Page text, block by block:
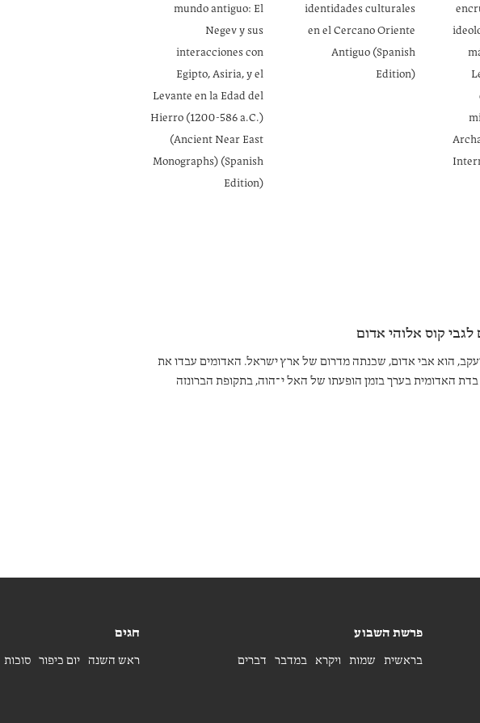
identidades culturales
en el Cercano Oriente
Antiguo (Spanish
Edition)
mundo antiguo: El
Negev y sus
interacciones con
Egipto, Asiria, y el
Levante en la Edad del
Hierro (1200-586 a.C.)
(Ancient Near East
Monographs) (Spanish
Edition)
קוס אלוהי אדום
הוא אבי אדום, שכנתה מדרום של ארץ ישראל. האדומים עבדו את
האדומית בערך בזמן הופעתו של האל י־הוה, בתקופת הברונזה
פרשת השבוע
בראשית שמות ויקרא במדבר דברים
חגים
ראש השנה יום כיפור סוכות